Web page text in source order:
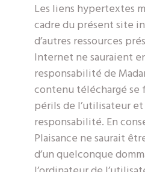
Les liens hypertextes
cadre du présent site
d’autres ressources
Internet ne sauraient
responsabilité de
contenu téléchargé se
périls de l’utilisateur et
responsabilité. En
Plaisance ne saurait
d’un quelconque